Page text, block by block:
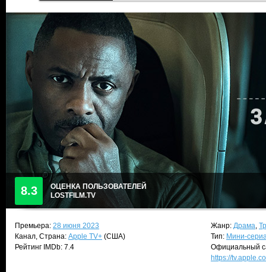
8.3
ОЦЕНКА ПОЛЬЗОВАТЕЛЕЙ
LOSTFILM.TV
Премьера: 28 июня 2023
Канал, Страна: Apple TV+ (США)
Рейтинг IMDb: 7.4
Жанр: Драма,
Тип: Мини-
Официальный
https://